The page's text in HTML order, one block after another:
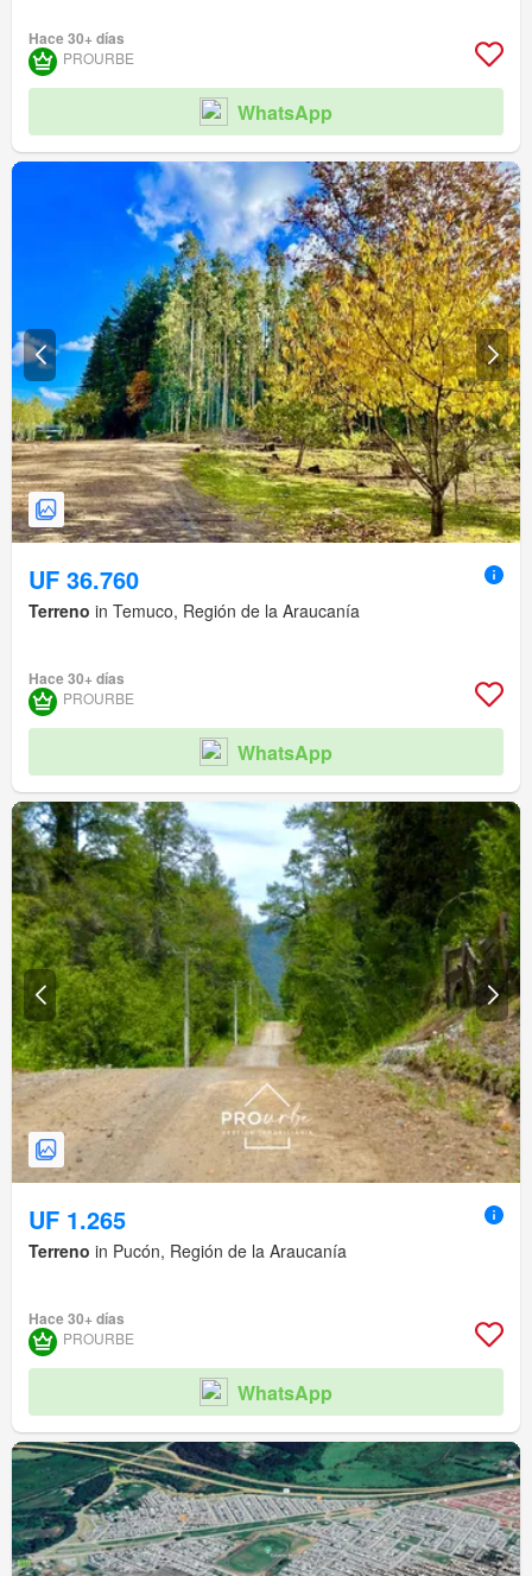
Hace 30+ días
PROURBE
WhatsApp
UF 36.760
Terreno in Temuco, Región de la Araucanía
Hace 30+ días
PROURBE
WhatsApp
UF 1.265
Terreno in Pucón, Región de la Araucanía
Hace 30+ días
PROURBE
WhatsApp